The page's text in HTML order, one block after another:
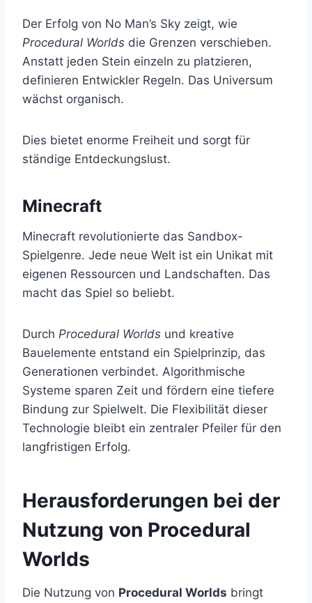
Der Erfolg von No Man’s Sky zeigt, wie
Procedural Worlds die Grenzen verschieben.
Anstatt jeden Stein einzeln zu platzieren,
definieren Entwickler Regeln. Das Universum
wächst organisch.
Dies bietet enorme Freiheit und sorgt für
ständige Entdeckungslust.
Minecraft
Minecraft revolutionierte das Sandbox-
Spielgenre. Jede neue Welt ist ein Unikat mit
eigenen Ressourcen und Landschaften. Das
macht das Spiel so beliebt.
Durch Procedural Worlds und kreative
Bauelemente entstand ein Spielprinzip, das
Generationen verbindet. Algorithmische
Systeme sparen Zeit und fördern eine tiefere
Bindung zur Spielwelt. Die Flexibilität dieser
Technologie bleibt ein zentraler Pfeiler für den
langfristigen Erfolg.
Herausforderungen bei der
Nutzung von Procedural
Worlds
Die Nutzung von Procedural Worlds bringt